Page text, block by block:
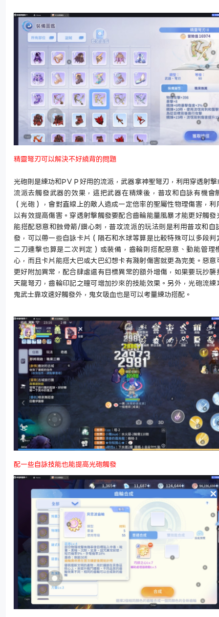
精靈弩刃可以解決不好繞背的問題
光砲則是練功和PＶＰ好用的流派，武器拿神聖弩刃，利用穿透射
流派去觸發武器的效果，這把武器在精煉後，普攻和自詠有機會
（光砲），會對直線上的敵人造成一定倍率的聖屬性物理傷害，
以有效提高傷害。穿透射擊觸發要配合齒輪能量風暴才能更好觸發
能搭配惡意和蝕骨箭/鑽心刺 ，普攻流派的玩法則是利用普攻和自
發 ， 可以帶一些自詠卡片 （ 隕石和水球等算是比較特殊可以多段
二刀連擊也算是二次判定 ） 或裝備 ， 齒輪則搭配惡意、動能管理
心，而且卡片能搭大巴或大巴幻想卡有濺射傷害就更為完美。惡意
更好附加異常，配合肆虐還有目標異常的額外增傷，如果要玩抄襲
天龍弩刃，齒輪印記之瞳可增加抄來的技能效果。另外，光砲流練
鬼武士靠攻速好觸發外，鬼女吸血也是可以考量練功搭配。
配一些自詠技能也能提高光砲觸發